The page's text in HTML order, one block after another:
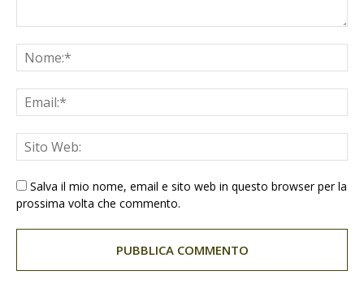
Salva il mio nome, email e sito web in questo browser per la
prossima volta che commento.